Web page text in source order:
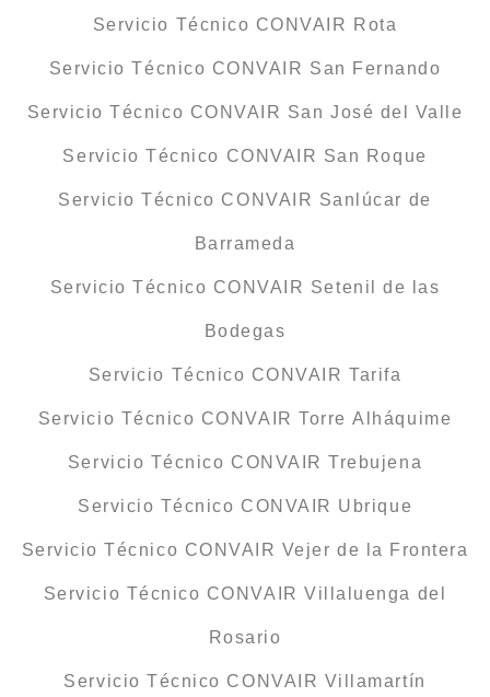
Servicio Técnico CONVAIR Rota
Servicio Técnico CONVAIR San Fernando
Servicio Técnico CONVAIR San José del Valle
Servicio Técnico CONVAIR San Roque
Servicio Técnico CONVAIR Sanlúcar de
Barrameda
Servicio Técnico CONVAIR Setenil de las
Bodegas
Servicio Técnico CONVAIR Tarifa
Servicio Técnico CONVAIR Torre Alháquime
Servicio Técnico CONVAIR Trebujena
Servicio Técnico CONVAIR Ubrique
Servicio Técnico CONVAIR Vejer de la Frontera
Servicio Técnico CONVAIR Villaluenga del
Rosario
Servicio Técnico CONVAIR Villamartín